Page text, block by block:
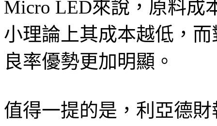
Micro LED來說，原料成
小理論上其成本越低，
良率優勢更加明顯。
值得一提的是，利亞德